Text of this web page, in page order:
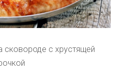
с хрустящей